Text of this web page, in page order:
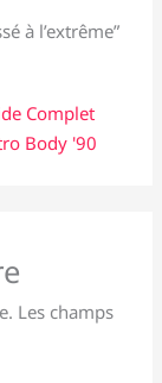
à l’extrême”
Complet
Body '90
Les champs